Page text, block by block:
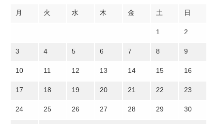
月 火 水 木 金 土 日
1 2
3 4 5 6 7 8 9
10 11 12 13 14 15 16
17 18 19 20 21 22 23
24 25 26 27 28 29 30